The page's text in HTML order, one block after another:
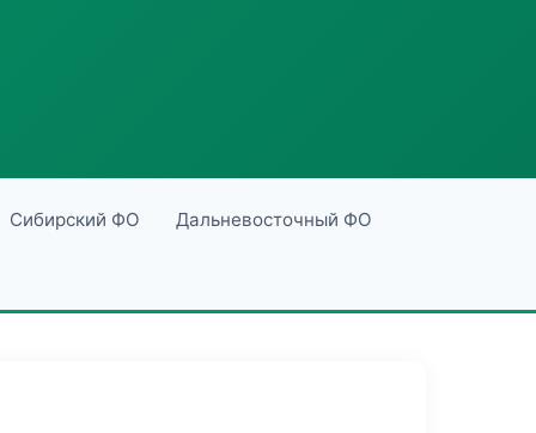
Сибирский ФО Дальневосточный ФО